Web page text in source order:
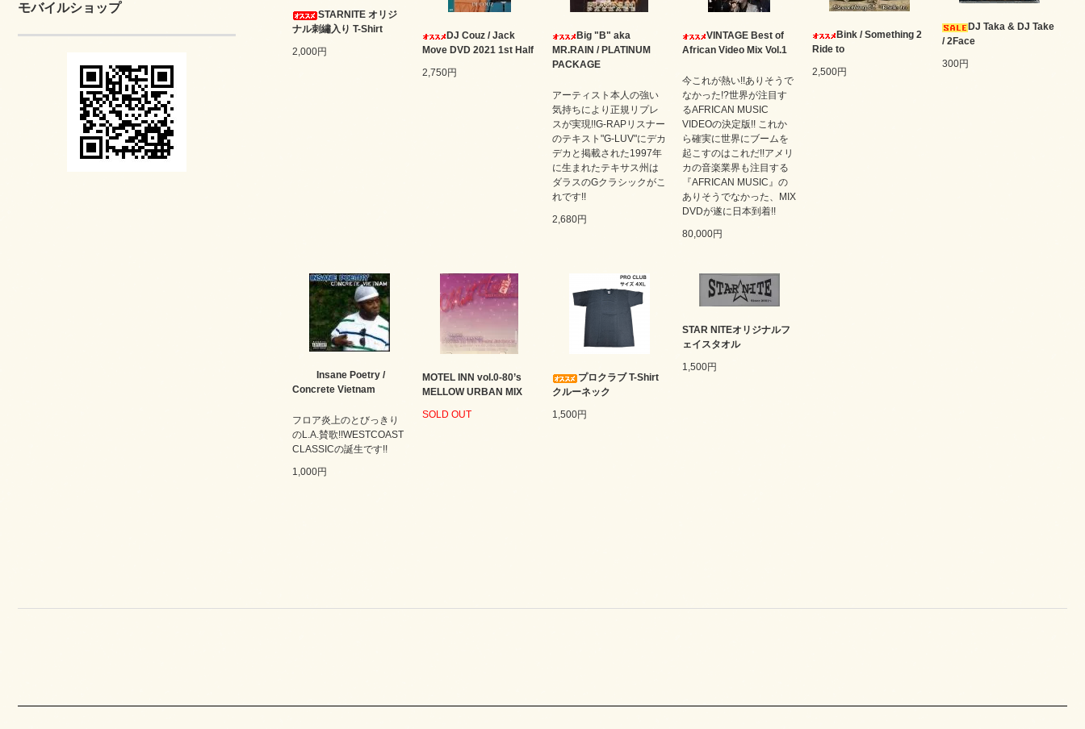
モバイルショップ
STARNITE オリジ
ナル刺繡入り T-Shirt
2,000円
DJ Couz / Jack
Move DVD 2021 1st Half
2,750円
Big "B" aka
MR.RAIN / PLATINUM
PACKAGE
アーティスト本人の強い
気持ちにより正規リプレ
スが実現!!G-RAPリスナー
のテキスト"G-LUV"にデカ
デカと掲載された1997年
に生まれたテキサス州は
ダラスのGクラシックがこ
れです!!
2,680円
VINTAGE Best of
African Video Mix Vol.1
今これが熱い!!ありそうで
なかった!?世界が注目す
るAFRICAN MUSIC
VIDEOの決定版!! これか
ら確実に世界にブームを
起こすのはこれだ!!アメリ
カの音楽業界も注目する
『AFRICAN MUSIC』の
ありそうでなかった、MIX
DVDが遂に日本到着!!
80,000円
Bink / Something 2
Ride to
2,500円
DJ Taka & DJ Take
/ 2Face
300円
Insane Poetry /
Concrete Vietnam
フロア炎上のとびっきり
のL.A.賛歌!!WESTCOAST
CLASSICの誕生です!!
1,000円
MOTEL INN vol.0-80’s
MELLOW URBAN MIX
SOLD OUT
プロクラブ T-Shirt
クルーネック
1,500円
STAR NITEオリジナルフ
ェイスタオル
1,500円